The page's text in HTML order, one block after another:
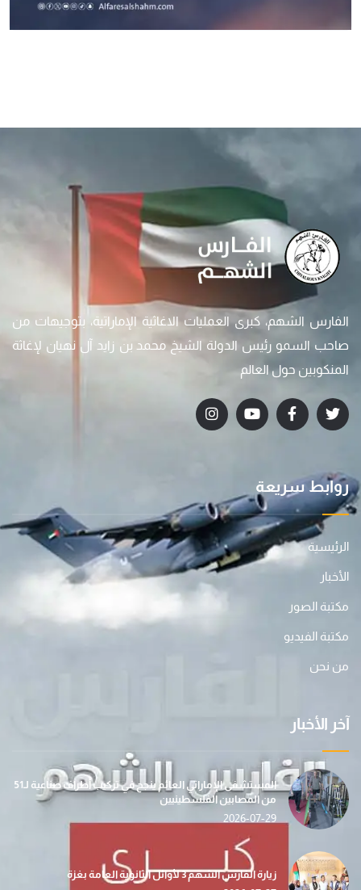
الفارس الشهم، كبرى العمليات الاغاثية الإماراتية، بتوجيهات من
صاحب السمو رئيس الدولة الشيخ محمد بن زايد آل نهيان لإغاثة
المنكوبين حول العالم
روابط سريعة
الرئيسية
الأخبار
مكتبة الصور
مكتبة الفيديو
من نحن
آخر الأخبار
المستشفى الإماراتي العائم ينجح في تركيب أطراف صناعية لـ51
من المصابين الفلسطينيين
2026-07-29
زيارة الفارس الشهم 3 لأوائل الثانوية العامة بغزة